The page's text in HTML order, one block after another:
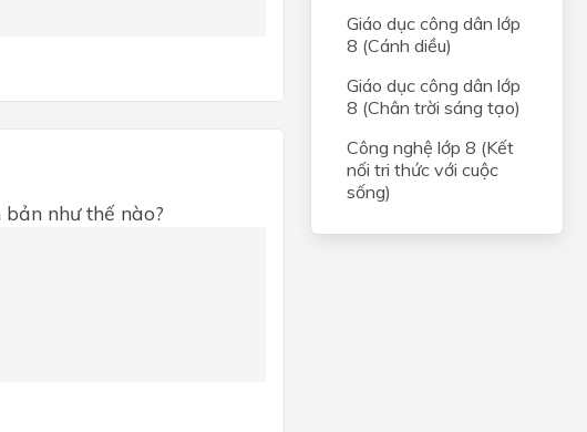
như thế nào?
Giáo dục công dân lớp
8 (Cánh diều)
Giáo dục công dân lớp
8 (Chân trời sáng tạo)
Công nghệ lớp 8 (Kết
nối tri thức với cuộc
sống)